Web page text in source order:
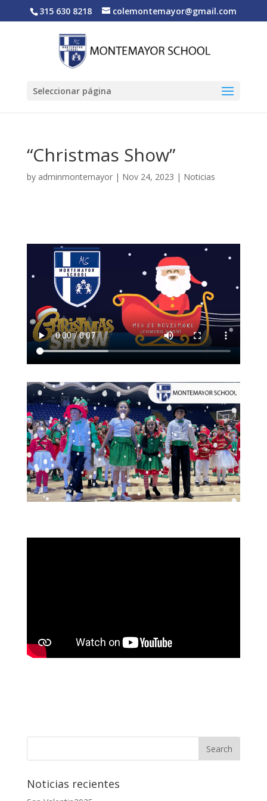
315 630 8218 colemontemayor@gmail.com
Seleccionar página
“Christmas Show”
by adminmontemayor| Nov 24, 2023 | Noticias
Noticias recientes